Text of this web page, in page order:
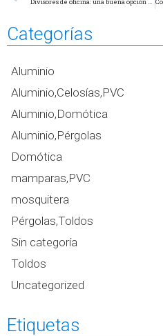
Categorías
Aluminio
Aluminio,Celosías,PVC
Aluminio,Domótica
Aluminio,Pérgolas
Domótica
mamparas,PVC
mosquitera
Pérgolas,Toldos
Sin categoría
Toldos
Uncategorized
Etiquetas